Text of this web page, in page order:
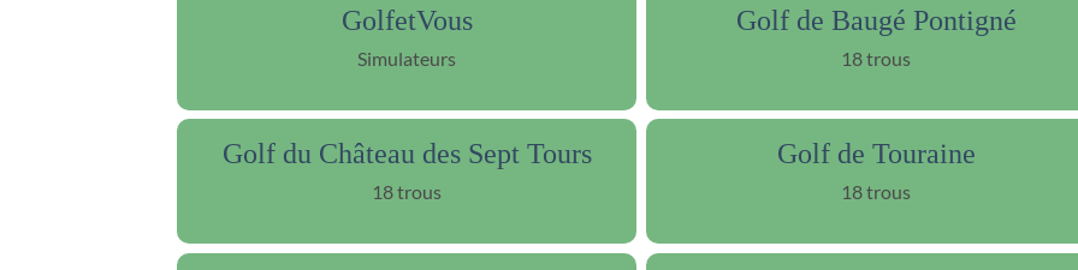
GolfetVous
Simulateurs
Golf de Baugé Pontigné
18 trous
Golf du Château des Sept Tours
18 trous
Golf de Touraine
18 trous